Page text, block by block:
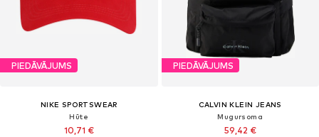
PIEDĀVĀJUMS
NIKE SPORTSWEAR
Hūte
10,71 €
PIEDĀVĀJUMS
CALVIN KLEIN JEANS
Mugursoma
59,42 €